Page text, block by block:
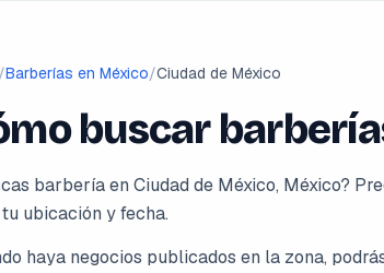
/Barberías en México/Ciudad de México
buscar
barbería en Ciudad de México, México?
ubicación y fecha.
haya negocios publicados en la zona,